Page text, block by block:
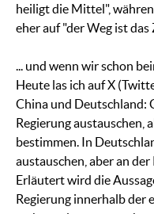
heiligt die Mittel",
eher auf "der Weg ist
... und wenn wir schon
Heute las ich auf X
China und Deutschland:
Regierung austauschen,
bestimmen. In
austauschen, aber an
Erläutert wird die
Regierung innerhalb der